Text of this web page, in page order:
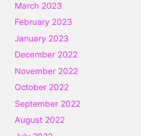
March 2023
February 2023
January 2023
December 2022
November 2022
October 2022
September 2022
August 2022